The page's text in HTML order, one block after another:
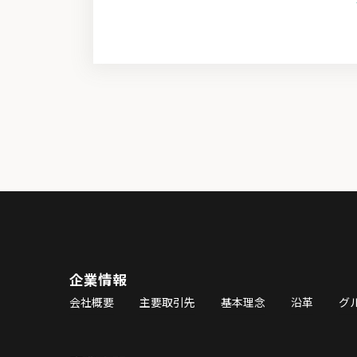
企業情報
会社概要 主要取引先 基本理念 沿革 グ